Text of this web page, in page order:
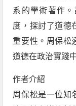
系的學術著作
度，探討了道德
重要性。周保松
道德在政治實踐
作者介紹
周保松是一位知